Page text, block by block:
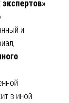
и
в иной